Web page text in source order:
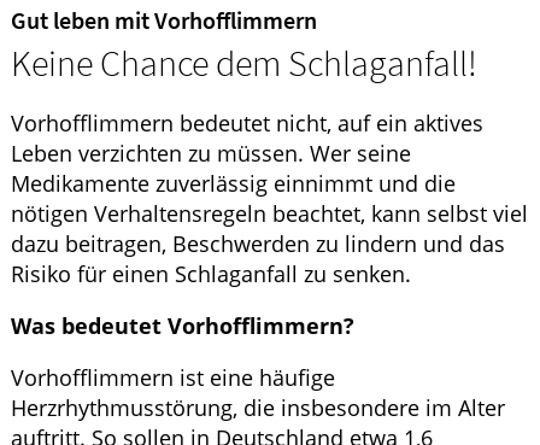
Gut leben mit Vorhofflimmern
Keine Chance dem Schlaganfall!
Vorhofflimmern bedeutet nicht, auf ein aktives
Leben verzichten zu müssen. Wer seine
Medikamente zuverlässig einnimmt und die
nötigen Verhaltensregeln beachtet, kann selbst viel
dazu beitragen, Beschwerden zu lindern und das
Risiko für einen Schlaganfall zu senken.
Was bedeutet Vorhofflimmern?
Vorhofflimmern ist eine häufige
Herzrhythmusstörung, die insbesondere im Alter
auftritt. So sollen in Deutschland etwa 1,6